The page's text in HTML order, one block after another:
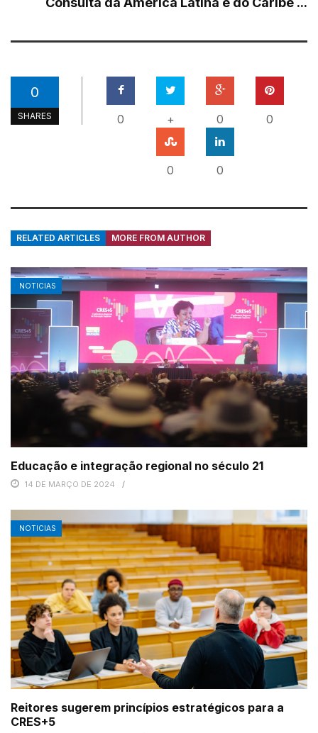
0
SHARES 0 + 0 0
0 0
RELATED ARTICLES MORE FROM AUTHOR
NOTICIAS
Educação e integração regional no século 21
14 DE MARÇO DE 2024
NOTICIAS
Reitores sugerem princípios estratégicos para a
CRES+5